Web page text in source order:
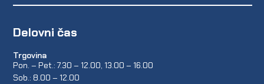
Delovni čas
Trgovina
Pon. – Pet.: 7.30 – 12.00, 13.00 – 16.00
Sob.: 8.00 – 12.00